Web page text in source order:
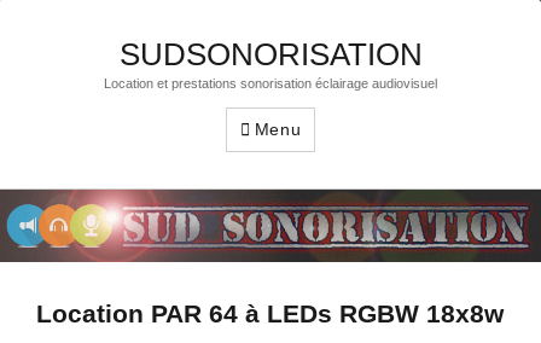
SUDSONORISATION
Location et prestations sonorisation éclairage audiovisuel
Menu
Location PAR 64 à LEDs RGBW 18x8w